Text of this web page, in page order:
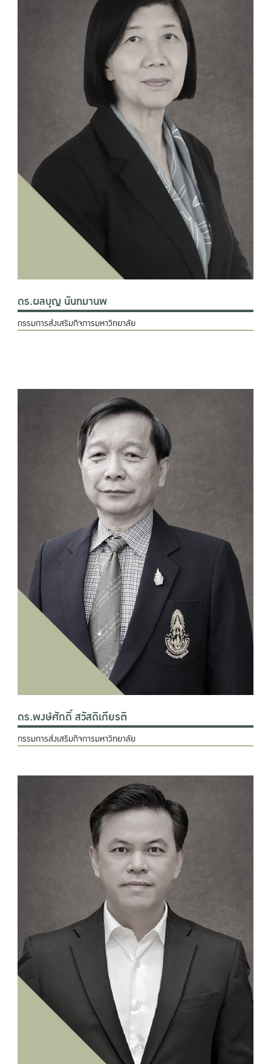
ดร.ผลบุญ นันทมานพ
กรรมการส่งเสริมกิจการมหาวิทยาลัย
ดร.พงษ์ศักดิ์ สวัสดิเกียรติ
กรรมการส่งเสริมกิจการมหาวิทยาลัย